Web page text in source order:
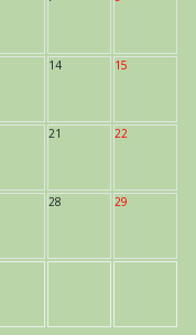
14 15
21 22
28 29